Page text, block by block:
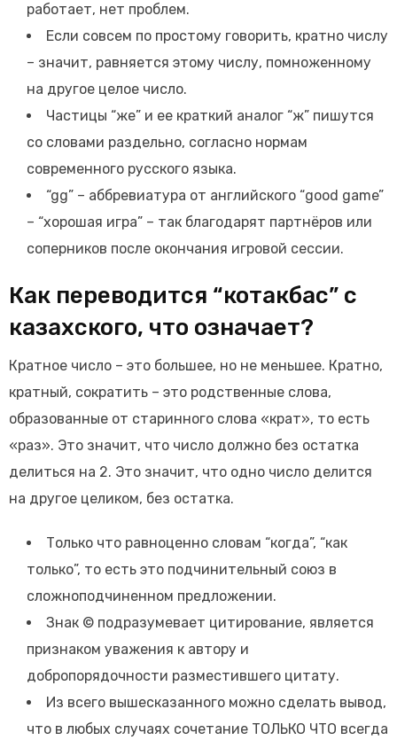
работает, нет проблем.
Если совсем по простому говорить, кратно числу
– значит, равняется этому числу, помноженному
на другое целое число.
Частицы “же” и ее краткий аналог “ж” пишутся
со словами раздельно, согласно нормам
современного русского языка.
“gg” – аббревиатура от английского “good game”
– “хорошая игра” – так благодарят партнёров или
соперников после окончания игровой сессии.
Как переводится “котакбас” с
казахского, что означает?
Кратное число – это большее, но не меньшее. Кратно,
кратный, сократить – это родственные слова,
образованные от старинного слова «крат», то есть
«раз». Это значит, что число должно без остатка
делиться на 2. Это значит, что одно число делится
на другое целиком, без остатка.
Только что равноценно словам “когда”, “как
только”, то есть это подчинительный союз в
сложноподчиненном предложении.
Знак © подразумевает цитирование, является
признаком уважения к автору и
добропорядочности разместившего цитату.
Из всего вышесказанного можно сделать вывод,
что в любых случаях сочетание ТОЛЬКО ЧТО всегда